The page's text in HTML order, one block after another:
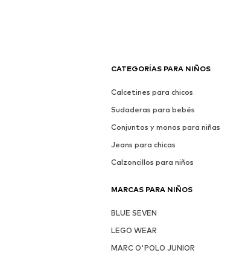
CATEGORÍAS PARA NIÑOS
Calcetines para chicos
Sudaderas para bebés
Conjuntos y monos para niñas
Jeans para chicas
Calzoncillos para niños
MARCAS PARA NIÑOS
BLUE SEVEN
LEGO WEAR
MARC O'POLO JUNIOR